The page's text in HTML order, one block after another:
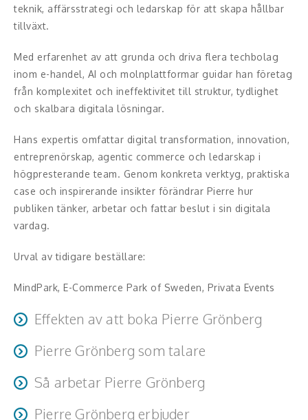
Ljus och belysning
Komiker
Middagsunderhållning
Musiker
Something a Little Different
Underhållning
kundfokus
Förändring, organisation,
teknik, affärsstrategi och ledarskap för att skapa hållbar
tillväxt.
Med erfarenhet av att grunda och driva flera techbolag
inom e-handel, AI och molnplattformar guidar han företag
från komplexitet och ineffektivitet till struktur, tydlighet
och skalbara digitala lösningar.
Hans expertis omfattar digital transformation, innovation,
entreprenörskap, agentic commerce och ledarskap i
högpresterande team. Genom konkreta verktyg, praktiska
case och inspirerande insikter förändrar Pierre hur
publiken tänker, arbetar och fattar beslut i sin digitala
vardag.
Urval av tidigare beställare:
MindPark, E-Commerce Park of Sweden, Privata Events
Effekten av att boka Pierre Grönberg
Publiken får en djupare förståelse för hur teknologi
nya möjligheter och sänka kostnader.
Deltagarna går därifrån med ökad motivation,
Pierre Grönberg som talare
Pierre är energisk, tydlig och konkret. Han kombinerar ett
inspirerande tempo med hög trovärdighet, humor och
praktiska insikter som publiken direkt kan applicera.
Så arbetar Pierre Grönberg
Pierre arbetar alltid med kundens mål i centrum. Han
Pierre Grönberg erbjuder